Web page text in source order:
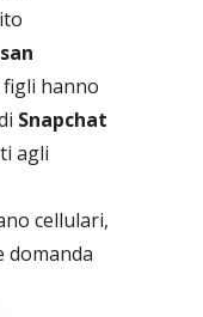
hanno
Snapchat
agli
cellulari,
domanda